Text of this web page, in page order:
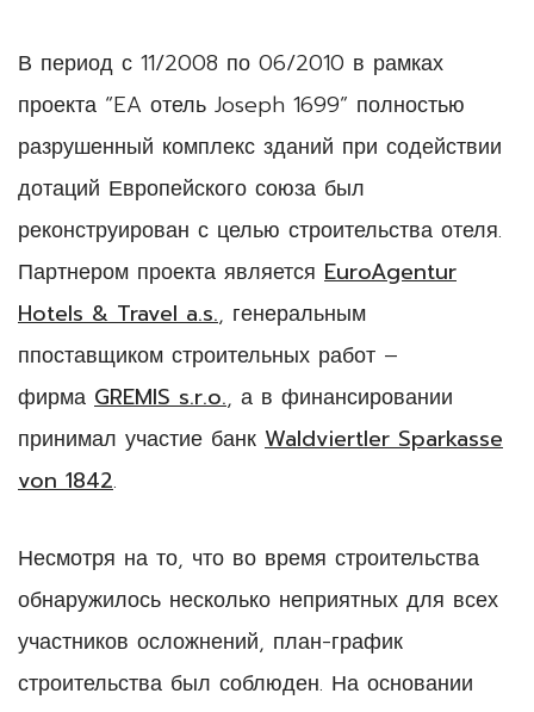
В период с 11/2008 по 06/2010 в рамках
проекта “EA отель Joseph 1699” полностью
разрушенный комплекс зданий при содействии
дотаций Европейского союза был
реконструирован с целью строительства отеля.
Партнером проекта является EuroAgentur
Hotels & Travel a.s., генеральным
ппоставщиком строительных работ –
фирма GREMIS s.r.o., а в финансировании
принимал участие банк Waldviertler Sparkasse
von 1842.
Несмотря на то, что во время строительства
обнаружилось несколько неприятных для всех
участников осложнений, план-график
строительства был соблюден. На основании